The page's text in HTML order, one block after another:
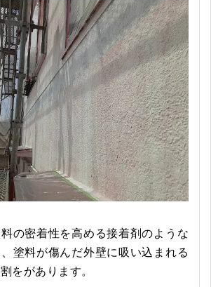
の密着性を高める接着剤のような
塗料が傷んだ外壁に吸い込まれる
をがあります。